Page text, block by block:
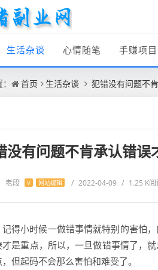
生活杂谈 心情随笔 手赚项目
首页 生活杂谈 犯错没有问题不
没有问题不肯承认错误
老段 V 网站编辑 / 2022-04-09 / 1.25 K
记得小时候一做错事情就特别的害怕
才是重点，所以，一旦做错事情了，
，但起码不会那么害怕和难受了。